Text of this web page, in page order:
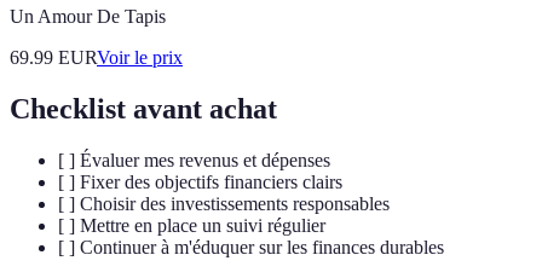
Un Amour De Tapis
69.99 EURVoir le prix
Checklist avant achat
[ ] Évaluer mes revenus et dépenses
[ ] Fixer des objectifs financiers clairs
[ ] Choisir des investissements responsables
[ ] Mettre en place un suivi régulier
[ ] Continuer à m'éduquer sur les finances durables